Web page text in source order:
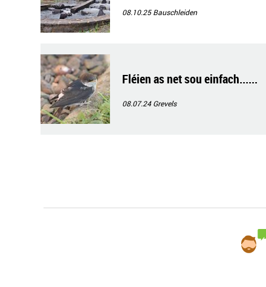
08.10.25Bauschleiden
Fléien as net sou einfach......
08.07.24Grevels